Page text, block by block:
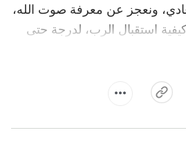
ونعجز عن معرفة صوت الله،
استقبال الرب، لدرجة حتى
الديني والقوى الحاكمة في تحدي
في عصر النعمة. وبالتالي
أمرٌ أساسي في معرفتنا
تحديدًا؟ ما هو جوهر التجسد؟